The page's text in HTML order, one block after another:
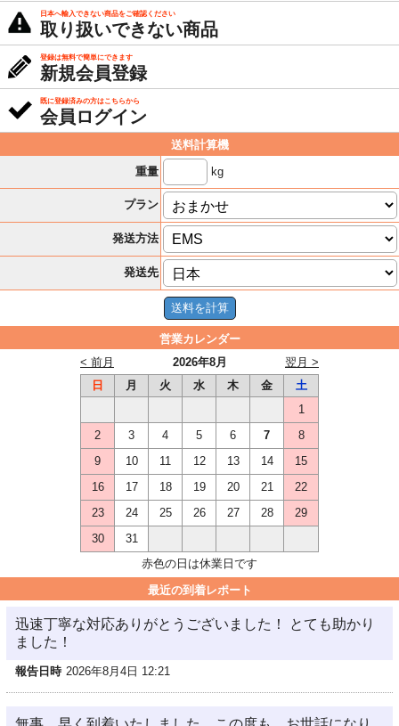
日本へ輸入できない商品をご確認ください
取り扱いできない商品
登録は無料で簡単にできます
新規会員登録
既に登録済みの方はこちらから
会員ログイン
送料計算機
重量
kg
プラン
発送方法
発送先
営業カレンダー
2026年8月
< 前月
翌月 >
日
月 火 水 木 金
土
1
2
3 4 5 6 7
8
9
10 11 12 13 14
15
16
17 18 19 20 21
22
23
24 25 26 27 28
29
30
31
赤色の日は休業日です
最近の到着レポート
迅速丁寧な対応ありがとうございました！ とても助かり
ました！
報告日時 2026年8月4日 12:21